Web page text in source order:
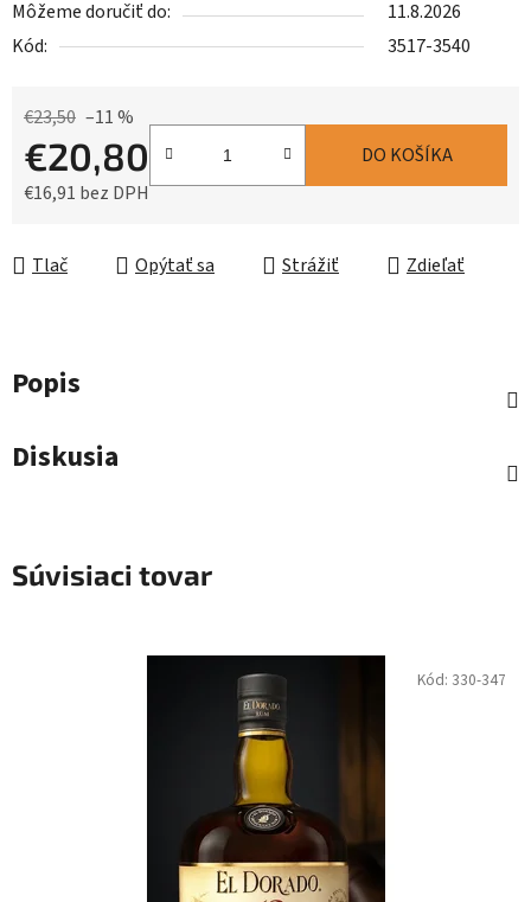
Môžeme doručiť do:
11.8.2026
Kód:
3517-3540
€23,50 –11 %
€20,80
€16,91 bez DPH
DO KOŠÍKA
Tlač Opýtať sa Strážiť Zdieľať
Popis
Diskusia
Súvisiaci tovar
Kód: 330-347